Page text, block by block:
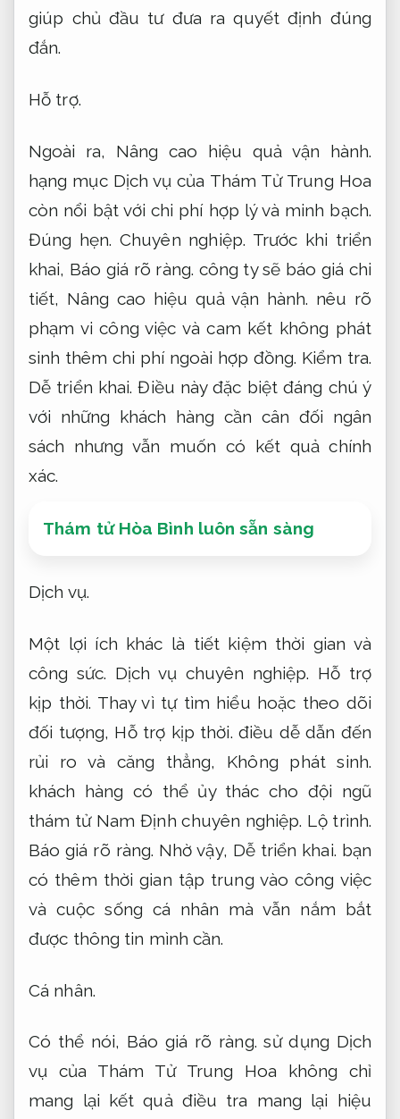
giúp chủ đầu tư đưa ra quyết định đúng
đắn.
Hỗ trợ.
Ngoài ra, Nâng cao hiệu quả vận hành.
hạng mục Dịch vụ của Thám Tử Trung Hoa
còn nổi bật với chi phí hợp lý và minh bạch.
Đúng hẹn. Chuyên nghiệp. Trước khi triển
khai, Báo giá rõ ràng. công ty sẽ báo giá chi
tiết, Nâng cao hiệu quả vận hành. nêu rõ
phạm vi công việc và cam kết không phát
sinh thêm chi phí ngoài hợp đồng. Kiểm tra.
Dễ triển khai. Điều này đặc biệt đáng chú ý
với những khách hàng cần cân đối ngân
sách nhưng vẫn muốn có kết quả chính
xác.
Thám tử Hòa Bình luôn sẵn sàng
Dịch vụ.
Một lợi ích khác là tiết kiệm thời gian và
công sức. Dịch vụ chuyên nghiệp. Hỗ trợ
kịp thời. Thay vì tự tìm hiểu hoặc theo dõi
đối tượng, Hỗ trợ kịp thời. điều dễ dẫn đến
rủi ro và căng thẳng, Không phát sinh.
khách hàng có thể ủy thác cho đội ngũ
thám tử Nam Định chuyên nghiệp. Lộ trình.
Báo giá rõ ràng. Nhờ vậy, Dễ triển khai. bạn
có thêm thời gian tập trung vào công việc
và cuộc sống cá nhân mà vẫn nắm bắt
được thông tin mình cần.
Cá nhân.
Có thể nói, Báo giá rõ ràng. sử dụng Dịch
vụ của Thám Tử Trung Hoa không chỉ
mang lại kết quả điều tra mang lại hiệu